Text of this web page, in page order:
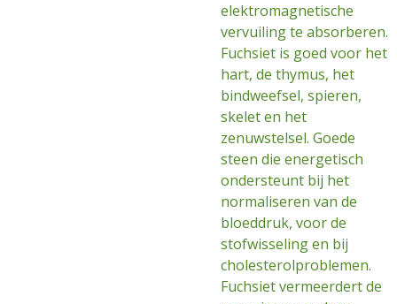
elektromagnetische
vervuiling te absorberen.
Fuchsiet is goed voor het
hart, de thymus, het
bindweefsel, spieren,
skelet en het
zenuwstelsel. Goede
steen die energetisch
ondersteunt bij het
normaliseren van de
bloeddruk, voor de
stofwisseling en bij
cholesterolproblemen.
Fuchsiet vermeerdert de